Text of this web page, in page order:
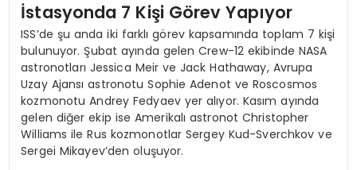
İstasyonda 7 Kişi Görev Yapıyor
ISS’de şu anda iki farklı görev kapsamında toplam 7 kişi
bulunuyor. Şubat ayında gelen Crew-12 ekibinde NASA
astronotları Jessica Meir ve Jack Hathaway, Avrupa
Uzay Ajansı astronotu Sophie Adenot ve Roscosmos
kozmonotu Andrey Fedyaev yer alıyor. Kasım ayında
gelen diğer ekip ise Amerikalı astronot Christopher
Williams ile Rus kozmonotlar Sergey Kud-Sverchkov ve
Sergei Mikayev’den oluşuyor.